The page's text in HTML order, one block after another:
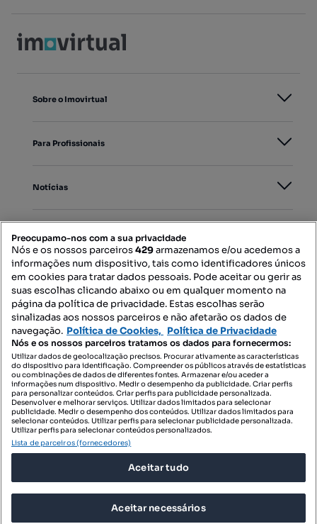
Sobre o Imovirtual
Para Profissionais
Notícias
Mapa do Site
Contacte-nos
SIGA-NOS:
DESCARREGAR NA:
© 2026 Imovirtual.com, OLX Portugal, S.A.
Preocupamo-nos com a sua privacidade
Nós e os nossos parceiros429armazenamos e/ou acedemos a
informações num dispositivo, tais como identificadores únicos
em cookies para tratar dados pessoais. Pode aceitar ou gerir as
suas escolhas clicando abaixo ou em qualquer momento na
página da política de privacidade. Estas escolhas serão
sinalizadas aos nossos parceiros e não afetarão os dados de
navegação. Política de Cookies, Política de Privacidade
Nós e os nossos parceiros tratamos os dados para fornecermos:
Utilizar dados de geolocalização precisos. Procurar ativamente as características
do dispositivo para identificação. Compreender os públicos através de estatísticas
ou combinações de dados de diferentes fontes. Armazenar e/ou aceder a
informações num dispositivo. Medir o desempenho da publicidade. Criar perfis
para personalizar conteúdos. Criar perfis para publicidade personalizada.
Desenvolver e melhorar serviços. Utilizar dados limitados para selecionar
publicidade. Medir o desempenho dos conteúdos. Utilizar dados limitados para
selecionar conteúdos. Utilizar perfis para selecionar publicidade personalizada.
Utilizar perfis para selecionar conteúdos personalizados.
Lista de parceiros (fornecedores)
Aceitar tudo
Aceitar necessários